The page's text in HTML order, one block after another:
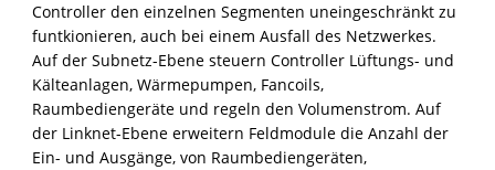
Controller den einzelnen Segmenten uneingeschränkt zu
funtkionieren, auch bei einem Ausfall des Netzwerkes.
Auf der Subnetz-Ebene steuern Controller Lüftungs- und
Kälteanlagen, Wärmepumpen, Fancoils,
Raumbediengeräte und regeln den Volumenstrom. Auf
der Linknet-Ebene erweitern Feldmodule die Anzahl der
Ein- und Ausgänge, von Raumbediengeräten,